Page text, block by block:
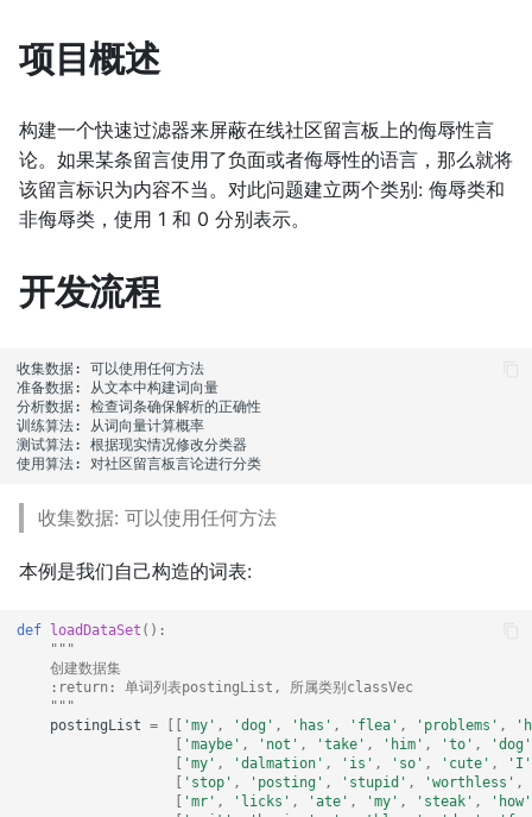
项目概述
构建一个快速过滤器来屏蔽在线社区留言板上的侮辱性言
论。如果某条留言使用了负面或者侮辱性的语言，那么就将
该留言标识为内容不当。对此问题建立两个类别: 侮辱类和
非侮辱类，使用 1 和 0 分别表示。
开发流程
收集数据: 可以使用任何方法
准备数据: 从文本中构建词向量
分析数据: 检查词条确保解析的正确性
训练算法: 从词向量计算概率
测试算法: 根据现实情况修改分类器
收集数据: 可以使用任何方法
本例是我们自己构造的词表:
def loadDataSet ():
"""
    创建数据集
    :return: 单词列表postingList, 所属类别classVec
    """
postingList = 'my' , 'dog' , 'has' , 'flea' , 'problems' ,
'maybe' , 'not' , 'take' , 'him' , 'to' ,
'dog'
'my' , 'dalmation' , 'is' , 'so' , 'cute' ,
'I'
'stop' , 'posting' , 'stupid' , 'worthless' ,
'mr' , 'licks' , 'ate' , 'my' , 'steak' ,
'how'